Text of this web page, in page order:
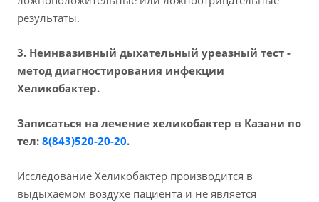
результаты.
3. Неинвазивный дыхательный уреазный тест -
метод диагностирования инфекции
Хеликобактер.
Записаться на лечение хеликобактер в Казани по
тел: 8(843)520-20-20.
Исследование Хеликобактер производится в
выдыхаемом воздухе пациента и не является